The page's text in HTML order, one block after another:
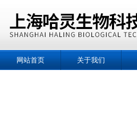
网站首页 关于我们